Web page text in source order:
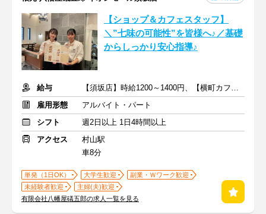
【ショップ＆カフェスタッフ】
＼”七味の可能性”を皆様へ♪／基礎
からしっかり安心指導♪
給与
【須坂店】時給1200～1400円、【横町カフェ】時給1100～1200円
雇用形態
アルバイト・パート
シフト
週2日以上 1日4時間以上
アクセス
村山駅
車8分
単発（1日OK） 大学生歓迎
副業・Ｗワーク歓迎
未経験者歓迎
主婦(夫)歓迎
有限会社八幡屋礒五郎の求人一覧を見る